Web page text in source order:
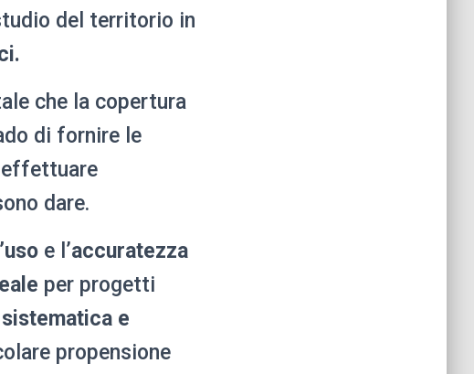
del territorio in
che la copertura
di fornire le
effettuare
dare.
e l’accuratezza
per progetti
e
propensione